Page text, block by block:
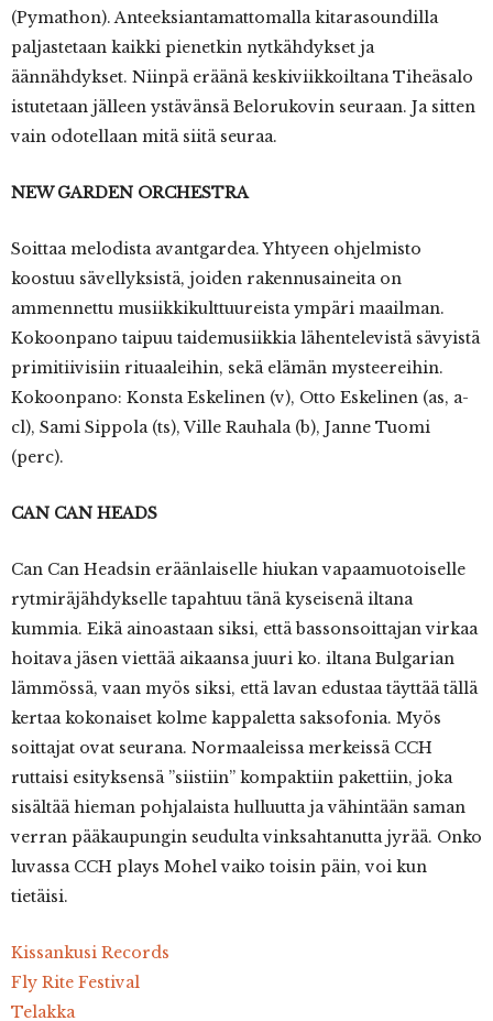
(Pymathon). Anteeksiantamattomalla kitarasoundilla
paljastetaan kaikki pienetkin nytkähdykset ja
äännähdykset. Niinpä eräänä keskiviikkoiltana Tiheäsalo
istutetaan jälleen ystävänsä Belorukovin seuraan. Ja sitten
vain odotellaan mitä siitä seuraa.
NEW GARDEN ORCHESTRA
Soittaa melodista avantgardea. Yhtyeen ohjelmisto
koostuu sävellyksistä, joiden rakennusaineita on
ammennettu musiikkikulttuureista ympäri maailman.
Kokoonpano taipuu taidemusiikkia lähentelevistä sävyistä
primitiivisiin rituaaleihin, sekä elämän mysteereihin.
Kokoonpano: Konsta Eskelinen (v), Otto Eskelinen (as, a-
cl), Sami Sippola (ts), Ville Rauhala (b), Janne Tuomi
(perc).
CAN CAN HEADS
Can Can Headsin eräänlaiselle hiukan vapaamuotoiselle
rytmiräjähdykselle tapahtuu tänä kyseisenä iltana
kummia. Eikä ainoastaan siksi, että bassonsoittajan virkaa
hoitava jäsen viettää aikaansa juuri ko. iltana Bulgarian
lämmössä, vaan myös siksi, että lavan edustaa täyttää tällä
kertaa kokonaiset kolme kappaletta saksofonia. Myös
soittajat ovat seurana. Normaaleissa merkeissä CCH
ruttaisi esityksensä ”siistiin” kompaktiin pakettiin, joka
sisältää hieman pohjalaista hulluutta ja vähintään saman
verran pääkaupungin seudulta vinksahtanutta jyrää. Onko
luvassa CCH plays Mohel vaiko toisin päin, voi kun
tietäisi.
Kissankusi Records
Fly Rite Festival
Telakka